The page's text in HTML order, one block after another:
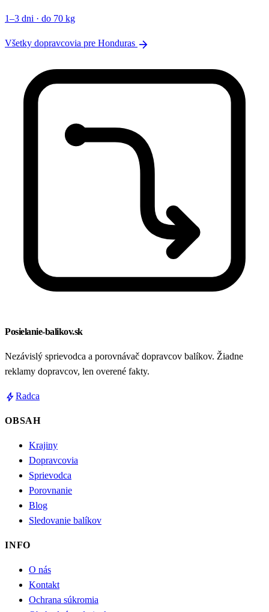
1–3 dni · do 70 kg
Všetky dopravcovia pre Honduras arrow_forward
Posielanie-balikov.sk
Nezávislý sprievodca a porovnávač dopravcov balíkov. Žiadne
reklamy dopravcov, len overené fakty.
boltRadca
OBSAH
Krajiny
Dopravcovia
Sprievodca
Porovnanie
Blog
Sledovanie balíkov
INFO
O nás
Kontakt
Ochrana súkromia